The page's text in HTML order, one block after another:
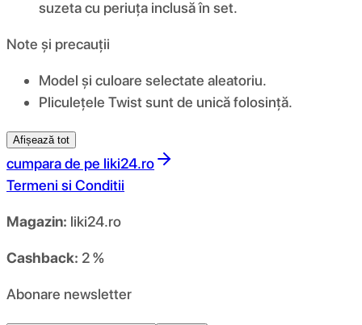
suzeta cu periuța inclusă în set.
Note și precauții
Model și culoare selectate aleatoriu.
Pliculețele Twist sunt de unică folosință.
Afișează tot
cumpara de pe liki24.ro
Termeni si Conditii
Magazin: liki24.ro
Cashback: 2 %
Abonare newsletter